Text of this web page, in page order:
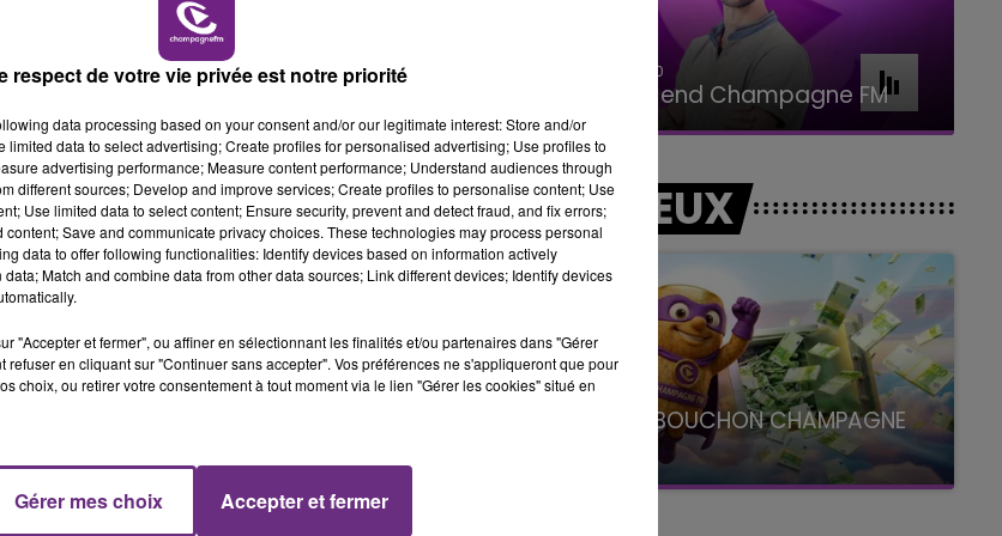
16h00 - 20h00
Le Week-end Champagne FM
LES JEUX
LE SUPER BOUCHON CHAMPAGNE
avec La Famille Champagne FM, à 8H10
respect de votre vie privée est notre priorité
data processing based on your consent and/or our legitimate interest: Store and/or
limited data to select advertising; Create profiles for personalised advertising; Use profiles to
advertising performance; Measure content performance; Understand audiences through
different sources; Develop and improve services; Create profiles to personalise content; Use
Use limited data to select content; Ensure security, prevent and detect fraud, and fix errors;
Save and communicate privacy choices. These technologies may process personal
data to offer following functionalities: Identify devices based on information actively
Match and combine data from other data sources; Link different devices; Identify devices
"Accepter et fermer", ou affiner en sélectionnant les finalités et/ou partenaires dans "Gérer
refuser en cliquant sur "Continuer sans accepter". Vos préférences ne s'appliqueront que pour
choix, ou retirer votre consentement à tout moment via le lien "Gérer les cookies" situé en
Gérer mes choix Accepter et fermer